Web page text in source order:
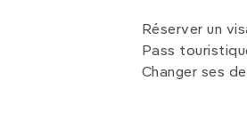
Réserver un
Pass
Changer ses